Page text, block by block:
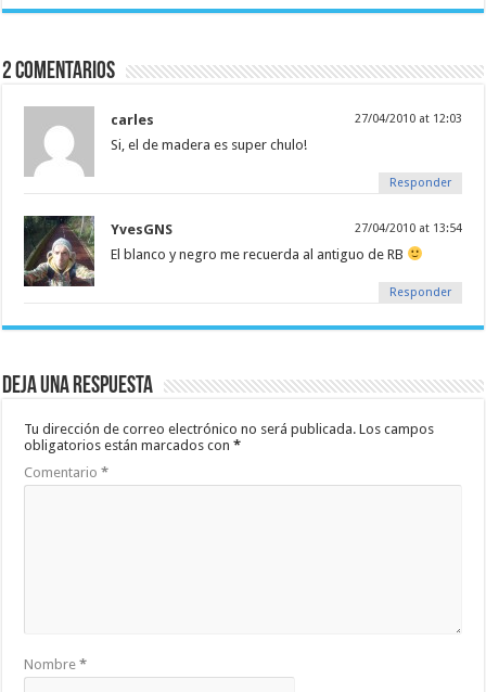
2 comentarios
carles 27/04/2010 at 12:03
Si, el de madera es super chulo!
Responder
YvesGNS 27/04/2010 at 13:54
El blanco y negro me recuerda al antiguo de RB
Responder
Deja una respuesta
Tu dirección de correo electrónico no será publicada. Los campos
obligatorios están marcados con*
Comentario*
Nombre*